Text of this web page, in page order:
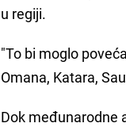
u regiji.
"To bi moglo
Omana, Katara,
Dok međunarodne